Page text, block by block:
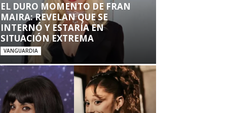
EL DURO MOMENTO DE FRAN
MAIRA: REVELAN QUE SE
INTERNÓ Y ESTARÍA EN
SITUACIÓN EXTREMA
VANGUARDIA